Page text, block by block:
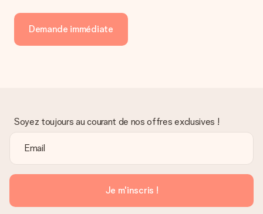
Demande immédiate
Soyez toujours au courant de nos offres exclusives !
Je m'inscris !